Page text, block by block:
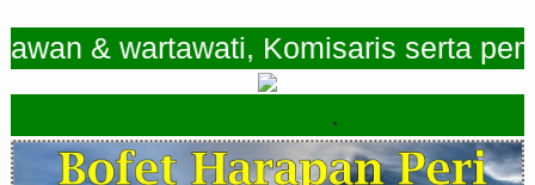
& wartawati, Komisaris serta